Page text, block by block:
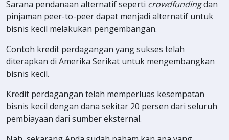
Sarana pendanaan alternatif seperti crowdfundingdan
pinjaman peer-to-peer dapat menjadi alternatif untuk
bisnis kecil melakukan pengembangan.
Contoh kredit perdagangan yang sukses telah
diterapkan di Amerika Serikat untuk mengembangkan
bisnis kecil.
Kredit perdagangan telah memperluas kesempatan
bisnis kecil dengan dana sekitar 20 persen dari seluruh
pembiayaan dari sumber eksternal.